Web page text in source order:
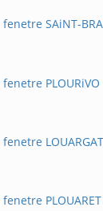
SAiNT-
PLOURiVO
LOUARGAT
PLOUARET